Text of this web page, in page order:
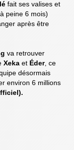
fait ses valises et
peine 6 mois)
après être
va retrouver
Xekaet Éder, ce
désormais
environ 6 millions